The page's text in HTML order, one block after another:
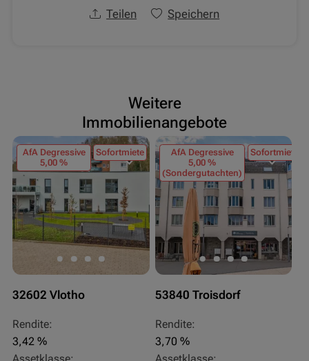
Teilen Speichern
Weitere
Immobilienangebote
AfA Degressive
5,00 %
Sofortmiete
32602 Vlotho
Rendite:
3,42 %
AfA Degressive
5,00 %
(Sondergutachten)
Sofortmiete
53840 Troisdorf
Rendite:
3,70 %